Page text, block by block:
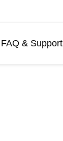
FAQ & Support